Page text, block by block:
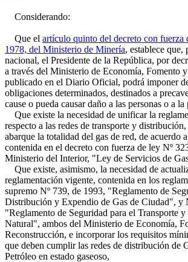
Considerando:
Que el artículo quinto del decreto con fuerza
1978, del Ministerio de Minería, establece
nacional, el Presidente de la República, por
a través del Ministerio de Economía, Fomento
publicado en el Diario Oficial, podrá imponer
obligaciones determinados, destinados a
cause o pueda causar daño a las personas o a la
Que existe la necesidad de unificar la
respecto a las redes de transporte y
abarque la totalidad del gas de red, de acuerdo
contenida en el decreto con fuerza de ley Nº
Ministerio del Interior, "Ley de Servicios de
Que existe, asimismo, la necesidad de
reglamentación vigente, contenida en los
supremo Nº 739, de 1993, "Reglamento de
Distribución y Expendio de Gas de Ciudad", y
"Reglamento de Seguridad para el Transporte
Natural", ambos del Ministerio de Economía,
Reconstrucción, e incorporar los requisitos
que deben cumplir las redes de distribución de
Petróleo en estado gaseoso,